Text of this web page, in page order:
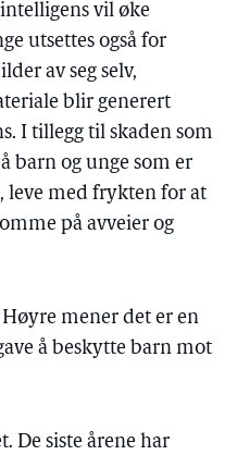
vil øke
utsettes også for
av seg selv,
blir generert
I tillegg til skaden som
barn og unge som er
leve med frykten for at
på avveier og
mener det er en
å beskytte barn mot
De siste årene har